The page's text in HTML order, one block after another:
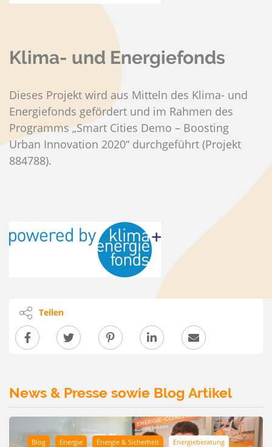
Klima- und Energiefonds
Dieses Projekt wird aus Mitteln des Klima- und
Energiefonds gefördert und im Rahmen des
Programms „Smart Cities Demo – Boosting
Urban Innovation 2020“ durchgeführt (Projekt
884788).
Teilen
News & Presse sowie Blog Artikel
Blog Energie Energie & Sicherheit Energieberatung